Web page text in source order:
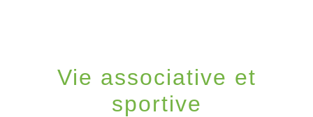
Vie associative et
sportive